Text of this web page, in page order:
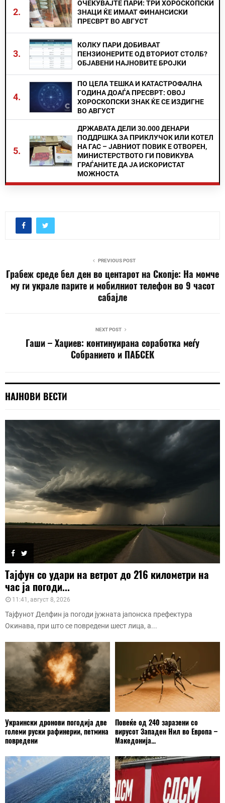
2.
ОЧЕКУВАЈТЕ ПАРИ: ТРИ ХОРОСКОПСКИ
ЗНАЦИ ЌЕ ИМААТ ФИНАНСИСКИ
ПРЕСВРТ ВО АВГУСТ
3.
КОЛКУ ПАРИ ДОБИВААТ
ПЕНЗИОНЕРИТЕ ОД ВТОРИОТ СТОЛБ?
ОБЈАВЕНИ НАЈНОВИТЕ БРОЈКИ
4.
ПО ЦЕЛА ТЕШКА И КАТАСТРОФАЛНА
ГОДИНА ДОАЃА ПРЕСВРТ: ОВОЈ
ХОРОСКОПСКИ ЗНАК ЌЕ СЕ ИЗДИГНЕ
ВО АВГУСТ
5.
ДРЖАВАТА ДЕЛИ 30.000 ДЕНАРИ
ПОДДРШКА ЗА ПРИКЛУЧОК ИЛИ КОТЕЛ
НА ГАС – ЈАВНИОТ ПОВИК Е ОТВОРЕН,
МИНИСТЕРСТВОТО ГИ ПОВИКУВА
ГРАЃАНИТЕ ДА ЈА ИСКОРИСТАТ
МОЖНОСТА
PREVIOUS POST
Грабеж среде бел ден во центарот на Скопје: На момче
му ги украле парите и мобилниот телефон во 9 часот
сабајле
NEXT POST
Гаши – Хаџиев: континуирана соработка меѓу
Собранието и ПАБСЕК
НАЈНОВИ ВЕСТИ
Тајфун со удари на ветрот до 216 километри на
час ја погоди...
11:41, август 8, 2026
Тајфунот Делфин ја погоди јужната јапонска префектура
Окинава, при што се повредени шест лица, а...
Украински дронови погодија две
големи руски рафинерии, петмина
повредени
Повеќе од 240 заразени со
вирусот Западен Нил во Европа –
Македонија...